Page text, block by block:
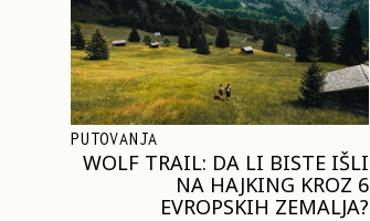
PUTOVANJA
WOLF TRAIL: DA LI BISTE IŠLI
NA HAJKING KROZ 6
EVROPSKIH ZEMALJA?